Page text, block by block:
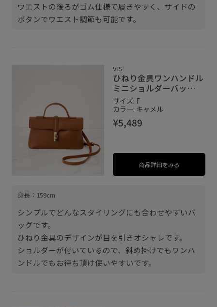
ウエストの後ろがゴム仕様で履きやすく、サイドの
ボタンでウエスト調節も可能です。
VIS
ひねり金具ワンハンドル
ミニショルダーバッ
グ/2WAY,WEB限定カラ
ーあり
サイズ: F
カラー: キャメル
¥5,489
商品詳細をみる
身長：159cm
シンプルでどんなスタイリングにも合わせやすいバ
ッグです。
ひねり金具のデザインが目を引きオシャレです。
ショルダーが付いているので、斜め掛けでもワンハ
ンドルでもお待ち頂け使いやすいです。